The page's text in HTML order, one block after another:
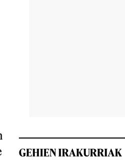
GEHIEN IRAKURRIAK